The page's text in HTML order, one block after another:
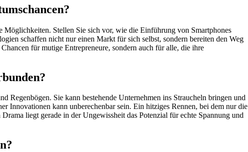
Stellen Sie sich vor, wie die Einführung von Smartphones
schaffen nicht nur einen Markt für sich selbst, sondern bereiten den Weg
für mutige Entrepreneure, sondern auch für alle, die ihre
Regenbögen. Sie kann bestehende Unternehmen ins Straucheln bringen und
Innovationen kann unberechenbar sein. Ein hitziges Rennen, bei dem nur die
liegt gerade in der Ungewissheit das Potenzial für echte Spannung und